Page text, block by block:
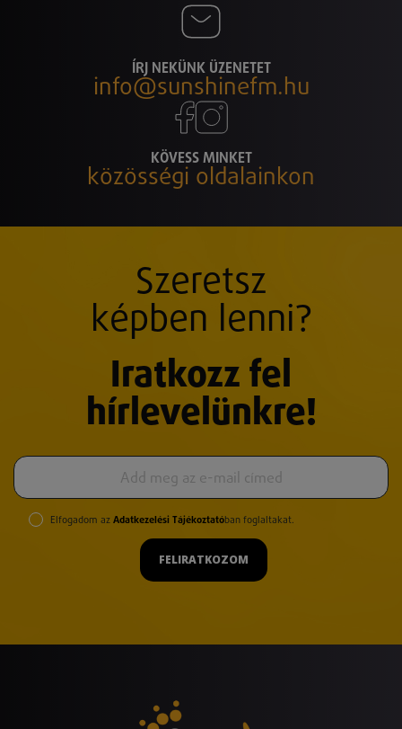
ÍRJ NEKÜNK ÜZENETET
info@sunshinefm.hu
KÖVESS MINKET
közösségi oldalainkon
Szeretsz
képben lenni?
Iratkozz fel
hírlevelünkre!
Elfogadom az Adatkezelési Tájékoztatóban foglaltakat.
FELIRATKOZOM